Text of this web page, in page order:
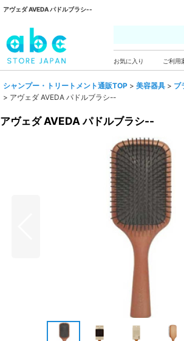
アヴェダ AVEDA パドルブラシ--
お気に入り ご利用
シャンプー・トリートメント通販TOP > 美容器具 > ブ
> アヴェダ AVEDA パドルブラシ--
アヴェダ AVEDA パドルブラシ--